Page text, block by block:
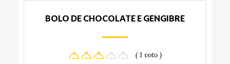
BOLO DE CHOCOLATE E GENGIBRE
( 1 voto )